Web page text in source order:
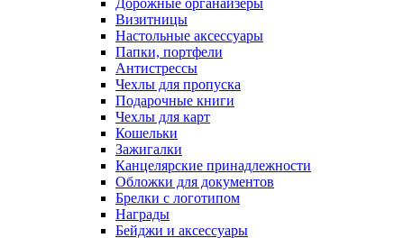
Дорожные органайзеры
Визитницы
Настольные аксессуары
Папки, портфели
Антистрессы
Чехлы для пропуска
Подарочные книги
Чехлы для карт
Кошельки
Зажигалки
Канцелярские принадлежности
Обложки для документов
Брелки с логотипом
Награды
Бейджи и аксессуары